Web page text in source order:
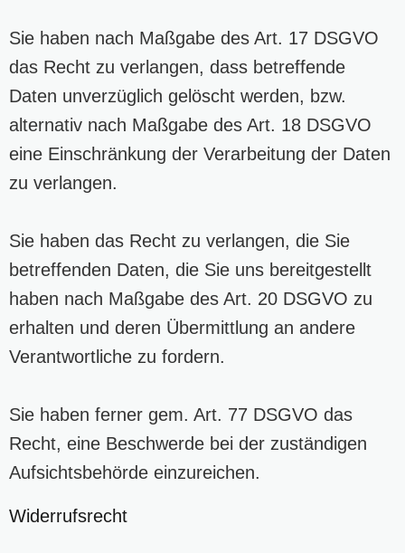
Sie haben nach Maßgabe des Art. 17 DSGVO
das Recht zu verlangen, dass betreffende
Daten unverzüglich gelöscht werden, bzw.
alternativ nach Maßgabe des Art. 18 DSGVO
eine Einschränkung der Verarbeitung der Daten
zu verlangen.
Sie haben das Recht zu verlangen, die Sie
betreffenden Daten, die Sie uns bereitgestellt
haben nach Maßgabe des Art. 20 DSGVO zu
erhalten und deren Übermittlung an andere
Verantwortliche zu fordern.
Sie haben ferner gem. Art. 77 DSGVO das
Recht, eine Beschwerde bei der zuständigen
Aufsichtsbehörde einzureichen.
Widerrufsrecht